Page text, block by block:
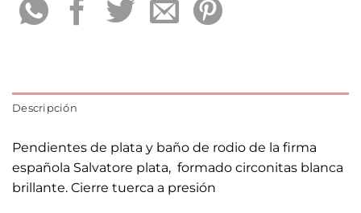
Descripción
Pendientes de plata y baño de rodio de la firma
española Salvatore plata, formado circonitas blanca
brillante. Cierre tuerca a presión